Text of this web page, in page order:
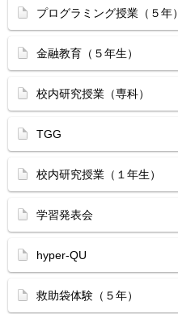
プログラミング授業（５年）
金融教育（５年生）
校内研究授業（専科）
TGG
校内研究授業（１年生）
学習発表会
hyper-QU
救助袋体験（５年）